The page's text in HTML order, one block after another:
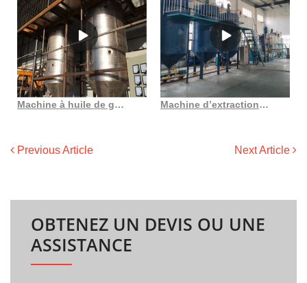
Machine à huile de graines de tournesol, 10 ~ 500 tpd, prix bas au Bénin Machine d’extraction d’huile de graines populaires, presse à huile d’amande au Costa Rica
Previous Article Next Article
OBTENEZ UN DEVIS OU UNE
ASSISTANCE